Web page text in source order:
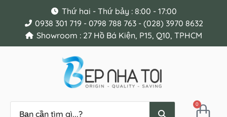
Thứ hai - Thứ bảy : 8:00 - 17:00
0938 301 719 - 0798 788 763 - (028) 3970 8632
Showroom : 27 Hồ Bá Kiện, P15, Q10, TPHCM
0